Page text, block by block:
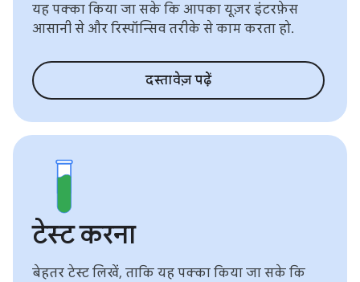
यह पक्का किया जा सके कि आपका यूज़र इंटरफ़ेस
आसानी से और रिस्पॉन्सिव तरीके से काम करता हो.
दस्तावेज़ पढ़ें
टेस्ट करना
बेहतर टेस्ट लिखें, ताकि यह पक्का किया जा सके कि